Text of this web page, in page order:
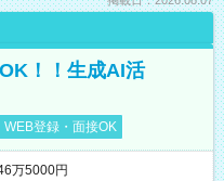
！！生成AI活
WEB登録・面接OK
万5000円